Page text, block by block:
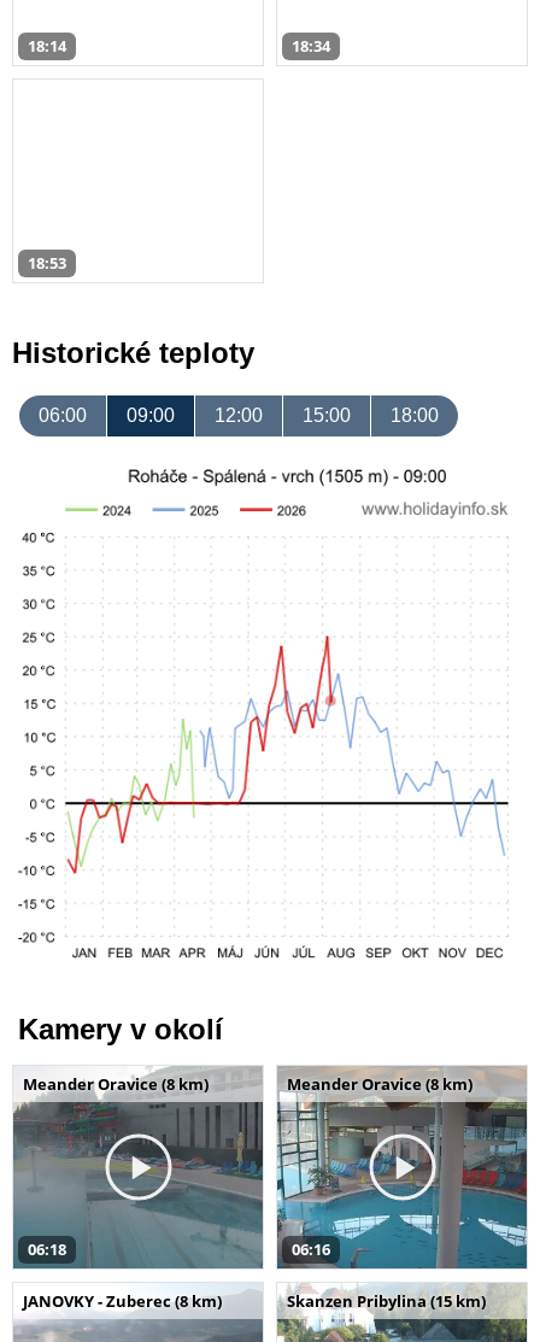
18:14 18:34
18:53
Historické teploty
06:00 09:00 12:00 15:00 18:00
Kamery v okolí
Meander Oravice (8 km)
06:18
Meander Oravice (8 km)
06:16
JANOVKY - Zuberec (8 km) Skanzen Pribylina (15 km)